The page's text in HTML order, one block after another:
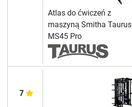
Atlas do ćwiczeń z
maszyną Smitha Taurus
MS45 Pro
7